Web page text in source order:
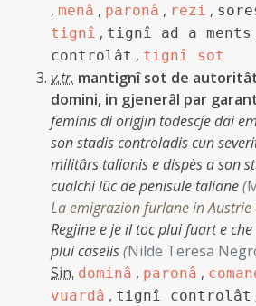
, menâ , paronâ , rezi ,
tignî , tignî ad a ments
controlât , tignî sot
v.tr. mantignî sot de
domini, in gjenerâl par
feminis di origjin todescje dai
son stadis controladis cun
militârs talianis e dispès a son
cualchi lûc de penisule taliane(
La emigrazion furlane in
Regjine e je il toc plui fuart e
plui caselis(Nilde Teresa
Sin. dominâ , paronâ ,
vuardâ , tignî controlât